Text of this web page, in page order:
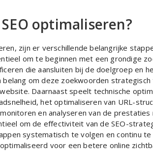
optimaliseren?
zijn er verschillende belangrijke
om te beginnen met een grondige
die aansluiten bij de doelgroep en
belang om deze zoekwoorden
Daarnaast speelt technische
het optimaliseren van URL-
en analyseren van de
om de effectiviteit van de SEO-
systematisch te volgen en continu te
voor een betere online